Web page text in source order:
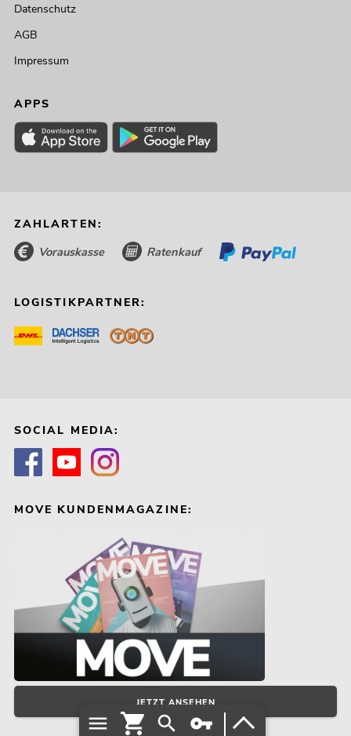
Datenschutz
AGB
Impressum
APPS
ZAHLARTEN:
Vorauskasse Ratenkauf
LOGISTIKPARTNER:
SOCIAL MEDIA:
MOVE KUNDENMAGAZINE:
JETZT ANSEHEN